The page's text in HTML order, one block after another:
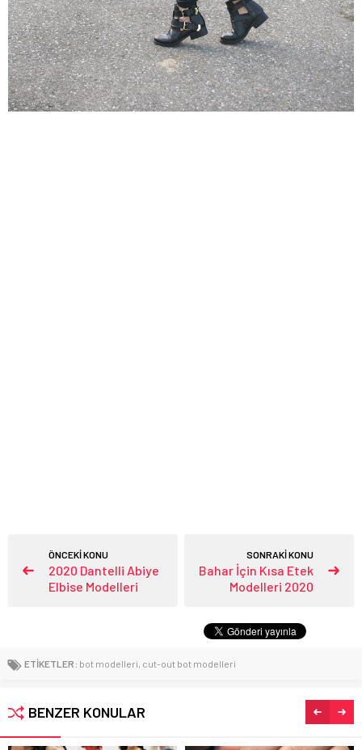
ÖNCEKİ KONU
2020 Dantelli Abiye
Elbise Modelleri
SONRAKİ KONU
Bahar İçin Kısa Etek
Modelleri 2020
ETİKETLER: bot modelleri, cut-out bot modelleri
BENZER KONULAR